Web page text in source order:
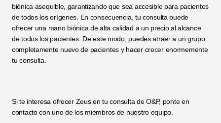
biónica asequible, garantizando que sea accesible para pacientes
de todos los orígenes. En consecuencia, tu consulta puede
ofrecer una mano biónica de alta calidad a un precio al alcance
de todos los pacientes. De este modo, puedes atraer a un grupo
completamente nuevo de pacientes y hacer crecer enormemente
tu consulta.
Si te interesa ofrecer Zeus en tu consulta de O&P, ponte en
contacto con uno de los miembros de nuestro equipo.